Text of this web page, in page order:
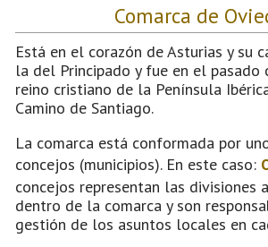
Comarca de
Está en el corazón de Asturias y su
la del Principado y fue en el
reino cristiano de la Península
Camino de Santiago.
La comarca está conformada por
concejos (municipios). En este caso:
concejos representan las divisiones
dentro de la comarca y son
gestión de los asuntos locales en